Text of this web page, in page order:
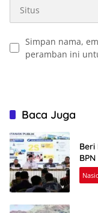
Simpan nama,
peramban ini
Baca Juga
Beri